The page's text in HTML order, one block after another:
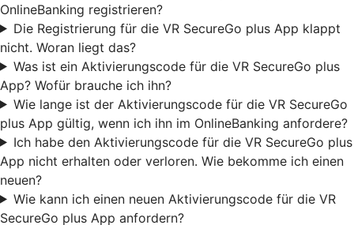
OnlineBanking registrieren?
Die Registrierung für die VR SecureGo plus App klappt
nicht. Woran liegt das?
Was ist ein Aktivierungscode für die VR SecureGo plus
App? Wofür brauche ich ihn?
Wie lange ist der Aktivierungscode für die VR SecureGo
plus App gültig, wenn ich ihn im OnlineBanking anfordere?
Ich habe den Aktivierungscode für die VR SecureGo plus
App nicht erhalten oder verloren. Wie bekomme ich einen
neuen?
Wie kann ich einen neuen Aktivierungscode für die VR
SecureGo plus App anfordern?